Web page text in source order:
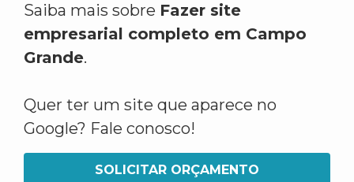
Saiba mais sobre Fazer site
empresarial completo em Campo
Grande.
Quer ter um site que aparece no
Google? Fale conosco!
SOLICITAR ORÇAMENTO